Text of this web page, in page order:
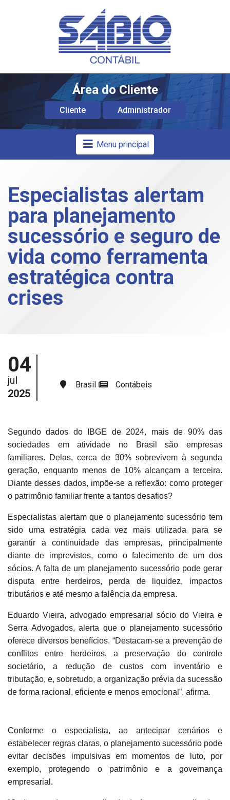
Área do Cliente
Cliente Administrador
Menu principal
Especialistas alertam
para planejamento
sucessório e seguro de
vida como ferramenta
estratégica contra
crises
04
jul
2025
Brasil Contábeis
Segundo dados do IBGE de 2024, mais de 90% das
sociedades em atividade no Brasil são empresas
familiares. Delas, cerca de 30% sobrevivem à segunda
geração, enquanto menos de 10% alcançam a terceira.
Diante desses dados, impõe-se a reflexão: como proteger
o patrimônio familiar frente a tantos desafios?
Especialistas alertam que o planejamento sucessório tem
sido uma estratégia cada vez mais utilizada para se
garantir a continuidade das empresas, principalmente
diante de imprevistos, como o falecimento de um dos
sócios. A falta de um planejamento sucessório pode gerar
disputa entre herdeiros, perda de liquidez, impactos
tributários e até mesmo a falência da empresa.
Eduardo Vieira, advogado empresarial sócio do Vieira e
Serra Advogados, alerta que o planejamento sucessório
oferece diversos benefícios. “Destacam-se a prevenção de
conflitos entre herdeiros, a preservação do controle
societário, a redução de custos com inventário e
tributação, e, sobretudo, a organização prévia da sucessão
de forma racional, eficiente e menos emocional”, afirma.
Conforme o especialista, ao antecipar cenários e
estabelecer regras claras, o planejamento sucessório pode
evitar decisões impulsivas em momentos de luto, por
exemplo, protegendo o patrimônio e a governança
empresarial.